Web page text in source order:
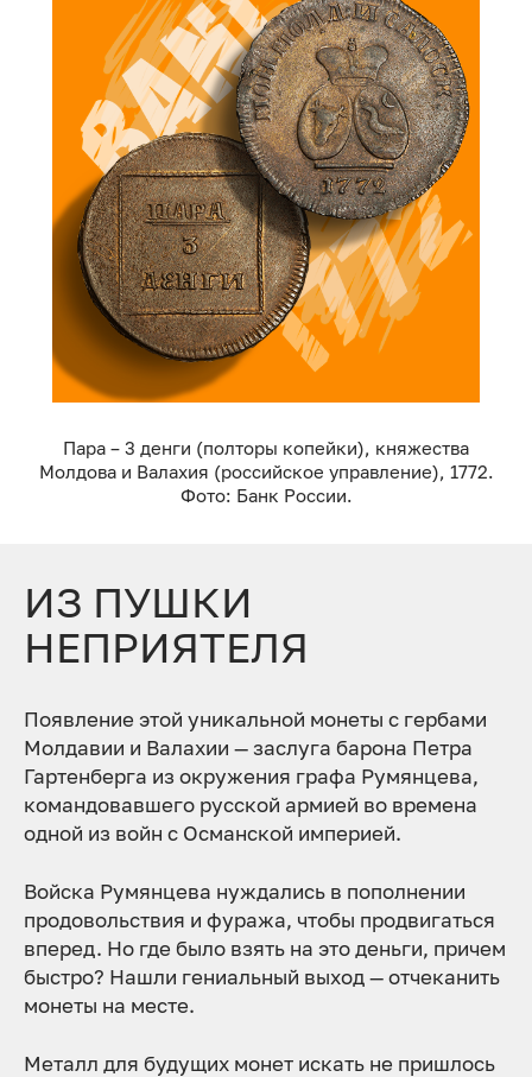
Пара – 3 денги (полторы копейки), княжества
Молдова и Валахия (российское управление), 1772.
Фото: Банк России.
ИЗ ПУШКИ
НЕПРИЯТЕЛЯ
Появление этой уникальной монеты с гербами
Молдавии и Валахии — заслуга барона Петра
Гартенберга из окружения графа Румянцева,
командовавшего русской армией во времена
одной из войн с Османской империей.
Войска Румянцева нуждались в пополнении
продовольствия и фуража, чтобы продвигаться
вперед. Но где было взять на это деньги, причем
быстро? Нашли гениальный выход — отчеканить
монеты на месте.
Металл для будущих монет искать не пришлось